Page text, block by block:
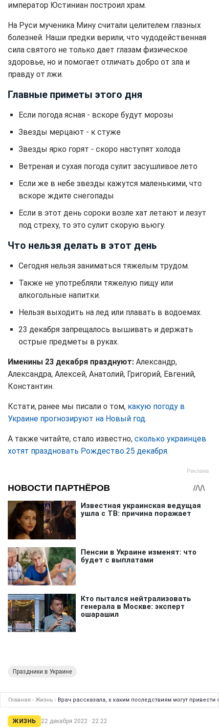
император Юстиниан построил храм.
На Руси мученика Мину считали целителем глазных
болезней. Наши предки верили, что чудодейственная
сила святого не только дает глазам физическое
здоровье, но и помогает отличать добро от зла и
правду от лжи.
Главные приметы этого дня
Если погода ясная - вскоре будут морозы
Звезды мерцают - к стуже
Звезды ярко горят - скоро наступят холода
Ветреная и сухая погода сулит засушливое лето
Если же в небе звезды кажутся маленькими, что
вскоре ждите снегопады
Если в этот день сороки возле хат летают и лезут
под стреху, то это сулит скорую вьюгу.
Что нельзя делать в этот день
Сегодня нельзя заниматься тяжелым трудом.
Также не употребляли тяжелую пищу или
алкогольные напитки.
Нельзя выходить на лед или плавать в водоемах.
23 декабря запрещалось вышивать и держать
острые предметы в руках.
Именины 23 декабря празднуют: Александр,
Александра, Алексей, Анатолий, Григорий, Евгений,
Константин.
Кстати, ранее мы писали о том, какую погоду в
Украине прогнозируют на Новый год.
А также читайте, стало известно, сколько украинцев
хотят праздновать Рождество 25 декабря.
Праздники в Украине
Главная › Жизнь › Врач рассказала, к каким последствиям могут
ЖИЗНЬ 22 декабря 2022 · 22:22